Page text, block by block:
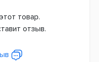
товар.
отзыв.